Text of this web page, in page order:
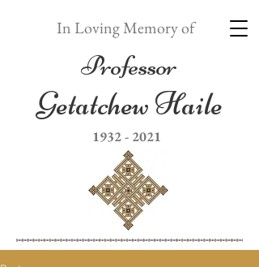
1932 - 2021
In Loving Memory of
Professor
Getatchew Haile